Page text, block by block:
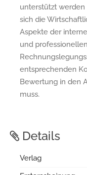
unterstützt werden
sich die
Aspekte der
und
entsprechenden
Bewertung in den
muss.
Details
Verlag